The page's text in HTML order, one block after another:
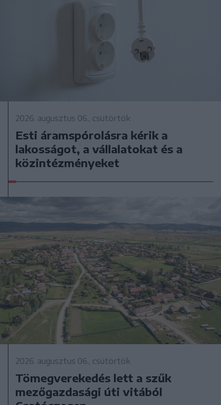
2026. augusztus 06., csütörtök
Esti áramspórolásra kérik a
lakosságot, a vállalatokat és a
közintézményeket
2026. augusztus 06., csütörtök
Tömegverekedés lett a szűk
mezőgazdasági úti vitából